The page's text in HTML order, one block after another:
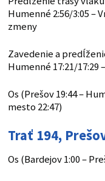
Humenné 2:56/3:05 –
zmeny
Zavedenie a
Humenné 17:21/17:29
Os (Prešov 19:44 –
mesto 22:47)
Trať 194,
Os (Bardejov 1:00 –